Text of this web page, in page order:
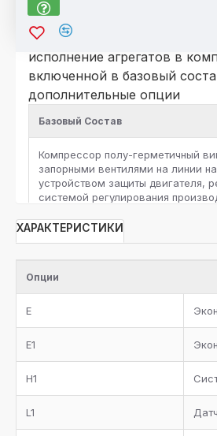
*Для компрессоров серии
По отдельному запросу
исполнение агрегатов в
включенной в базовый
дополнительные опции
Базовый Состав
Компрессор полу-герметичный
запорными вентилями на линии
устройством защиты двигателя,
системой регулирования
каждый компрессор
предохранительным клапаном,
электронным расширительным
каждого контура хладагента
Кожух-трубный испаритель с
протока, сервисные вентили
воздуха
Трубопровод всасывания с
ХАРАКТЕРИСТИКИ
Опции
E
E1
H1
L1